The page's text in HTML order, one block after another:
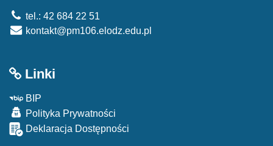
tel.: 42 684 22 51
kontakt@pm106.elodz.edu.pl
Linki
BIP
Polityka Prywatności
Deklaracja Dostępności